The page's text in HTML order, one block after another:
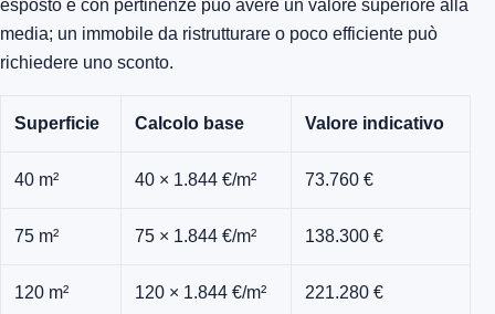
esposto e con pertinenze può avere un valore superiore alla
media; un immobile da ristrutturare o poco efficiente può
richiedere uno sconto.
Superficie Calcolo base Valore indicativo
40 m² 40 × 1.844 €/m² 73.760 €
75 m² 75 × 1.844 €/m² 138.300 €
120 m² 120 × 1.844 €/m² 221.280 €